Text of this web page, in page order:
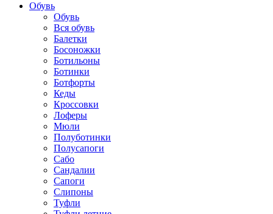
Обувь
Обувь
Вся обувь
Балетки
Босоножки
Ботильоны
Ботинки
Ботфорты
Кеды
Кроссовки
Лоферы
Мюли
Полуботинки
Полусапоги
Сабо
Сандалии
Сапоги
Слипоны
Туфли